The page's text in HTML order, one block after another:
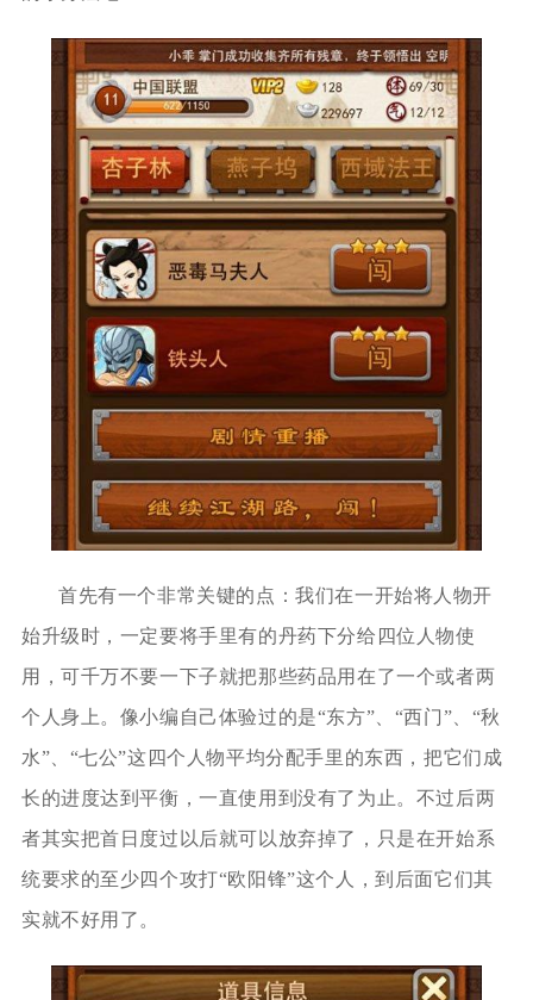
首先有一个非常关键的点：我们在一开始将人物开
始升级时，一定要将手里有的丹药下分给四位人物使
用，可千万不要一下子就把那些药品用在了一个或者两
个人身上。像小编自己体验过的是“东方”、“西门”、“秋
水”、“七公”这四个人物平均分配手里的东西，把它们成
长的进度达到平衡，一直使用到没有了为止。不过后两
者其实把首日度过以后就可以放弃掉了，只是在开始系
统要求的至少四个攻打“欧阳锋”这个人，到后面它们其
实就不好用了。